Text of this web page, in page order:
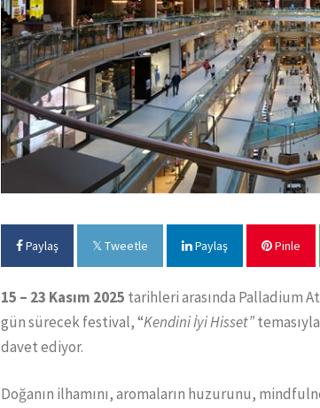
Paylaş Tweetle Paylaş Pinle
15 – 23 Kasım 2025 tarihleri arasında Palladium
gün sürecek festival, “Kendini İyi Hisset”
davet ediyor.
Doğanın ilhamını, aromaların huzurunu,